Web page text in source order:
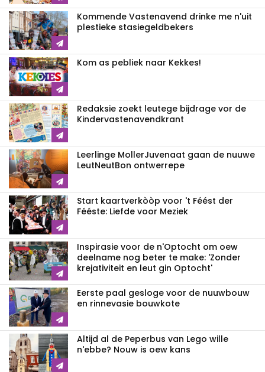
Kommende Vastenavend drinke me n'uit
plestieke stasiegeldbekers
Kom as pebliek naar Kekkes!
Redaksie zoekt leutege bijdrage vor de
Kindervastenavendkrant
Leerlinge MollerJuvenaat gaan de nuuwe
LeutNeutBon ontwerrepe
Start kaartverkòòp voor 't Féést der
Fééste: Liefde voor Meziek
Inspirasie voor de n'Optocht om oew
deelname nog beter te make: 'Zonder
krejativiteit en leut gin Optocht'
Eerste paal gesloge voor de nuuwbouw
en rinnevasie bouwkote
Altijd al de Peperbus van Lego wille
n'ebbe? Nouw is oew kans